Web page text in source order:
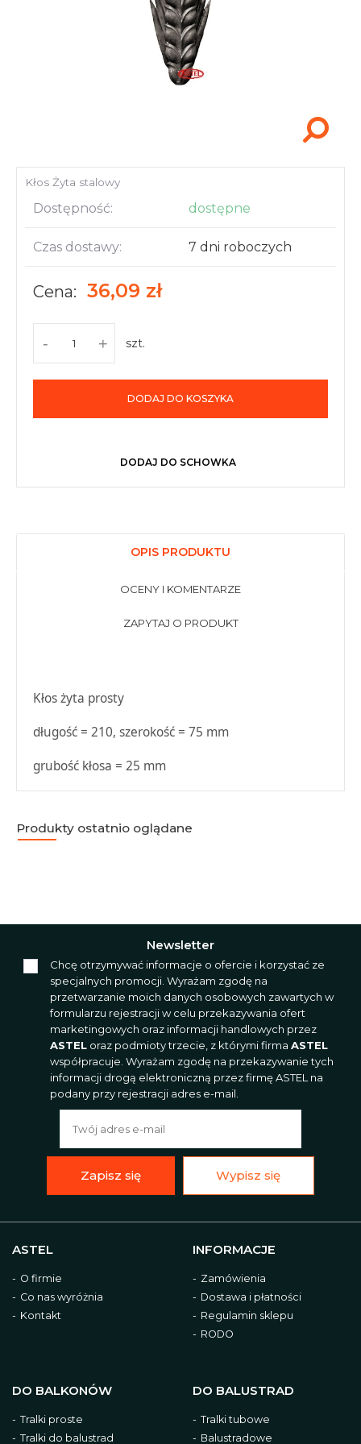
Akcesoria i narzędzia
Kłos Żyta stalowy
Dostępność: dostępne
Czas dostawy: 7 dni roboczych
Cena: 36,09 zł
- + szt.
DODAJ DO KOSZYKA
DODAJ DO SCHOWKA
OPIS PRODUKTU
OCENY I KOMENTARZE
ZAPYTAJ O PRODUKT
Kłos żyta prosty
długość = 210, szerokość = 75 mm
grubość kłosa = 25 mm
Produkty ostatnio oglądane
ASTEL
O firmie
Co nas wyróżnia
Kontakt
INFORMACJE
Zamówienia
Dostawa i płatności
Regulamin sklepu
RODO
DO BALKONÓW
Tralki proste
Tralki do balustrad
DO BALUSTRAD
Tralki tubowe
Balustradowe
Newsletter
Chcę otrzymywać informacje o ofercie i korzystać ze
specjalnych promocji. Wyrażam zgodę na
przetwarzanie moich danych osobowych zawartych w
formularzu rejestracji w celu przekazywania ofert
marketingowych oraz informacji handlowych przez
ASTEL oraz podmioty trzecie, z którymi firma ASTEL
współpracuje. Wyrażam zgodę na przekazywanie tych
informacji drogą elektroniczną przez firmę ASTEL na
podany przy rejestracji adres e-mail.
Zapisz się Wypisz się